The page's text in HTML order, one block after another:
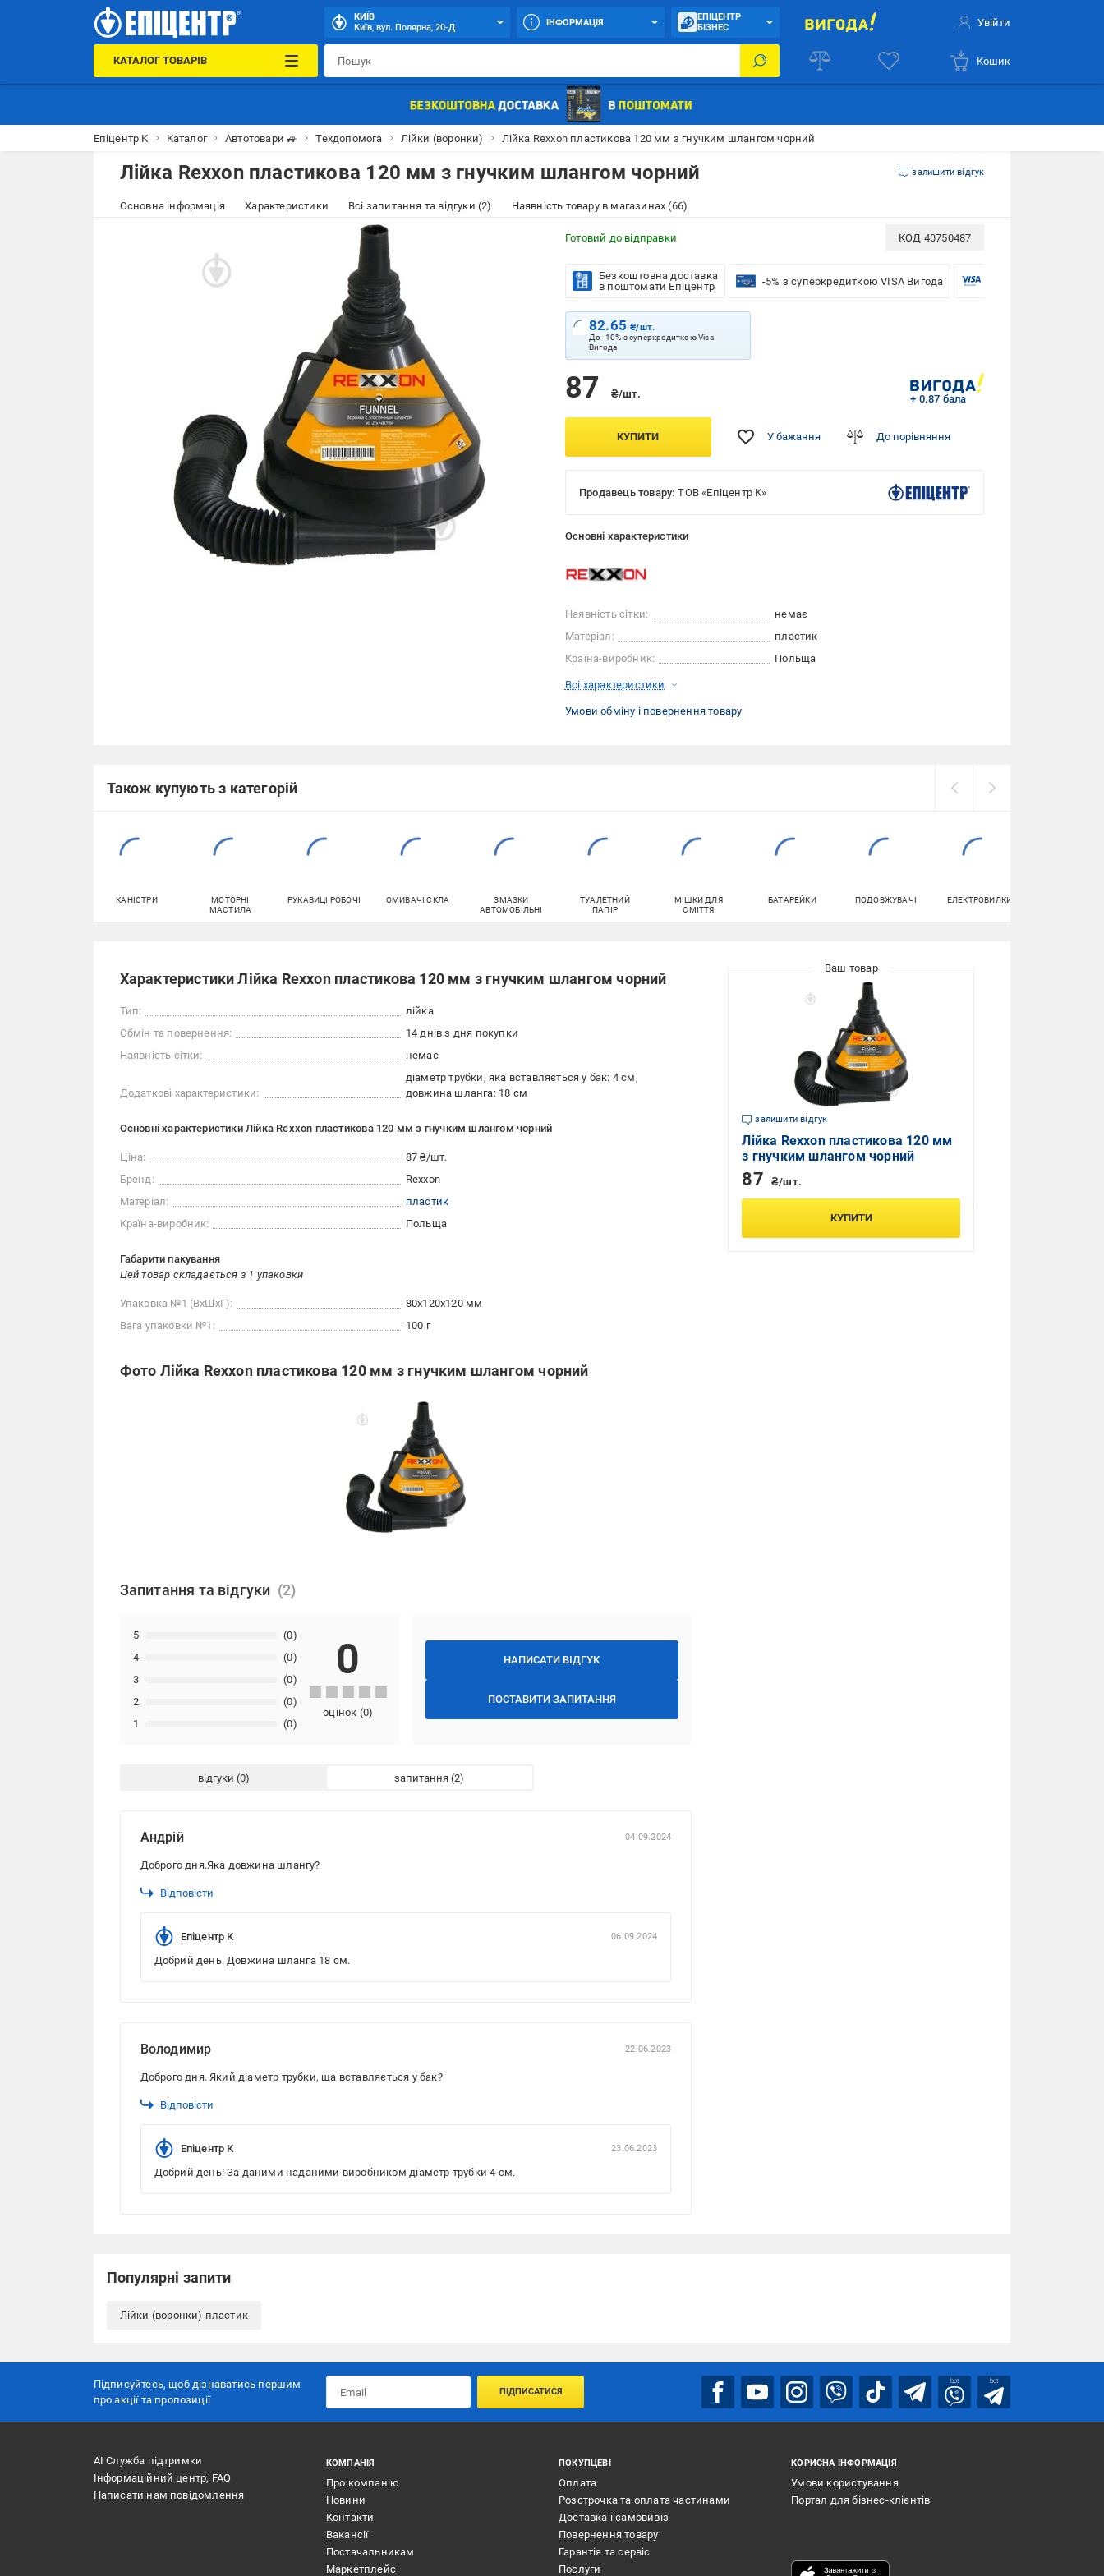
КИЇВ
Київ, вул. Полярна, 20-Д
ІНФОРМАЦІЯ
ЕПІЦЕНТР
БІЗНЕС
Увійти
КАТАЛОГ ТОВАРІВ Кошик
Епіцентр К Каталог Автотовари 🚙 Техдопомога Лійки (воронки) Лійка Rexxon пластикова 120 мм з гнучким шлангом чорний
Лійка Rexxon пластикова 120 мм з гнучким шлангом чорний залишити відгук
Основна інформація Характеристики Всі запитання та відгуки (2) Наявність товару в магазинах (66)
Готовий до відправки КОД 40750487
Безкоштовна доставка
в поштомати Епіцентр
-5% з суперкредиткою VISA Вигода
82.65₴/шт.
До -10% з суперкредиткою Visa
Вигода
87 ₴/шт. + 0.87 бала
КУПИТИ У бажання До порівняння
Продавець товару: ТОВ «Епіцентр К»
Основні характеристики
Наявність сітки:
немає
Матеріал:
пластик
Країна-виробник:
Польща
Всі характеристики
Умови обміну і повернення товару
Також купують з категорій
КАНІСТРИ
МОТОРНІ
МАСТИЛА
РУКАВИЦІ РОБОЧІ ОМИВАЧІ СКЛА
ЗМАЗКИ
АВТОМОБІЛЬНІ
ТУАЛЕТНИЙ
ПАПІР
МІШКИ ДЛЯ
СМІТТЯ
БАТАРЕЙКИ ПОДОВЖУВАЧІ ЕЛЕКТРОВИЛКИ
Характеристики Лійка Rexxon пластикова 120 мм з гнучким шлангом чорний
Тип:
лійка
Обмін та повернення:
14 днів з дня покупки
Наявність сітки:
немає
Додаткові характеристики:
діаметр трубки, яка вставляється у бак: 4 см
довжина шланга: 18 см
Основні характеристики Лійка Rexxon пластикова 120 мм з гнучким шлангом чорний
Ціна:
87 ₴/шт.
Бренд:
Rexxon
Матеріал:
пластик
Країна-виробник:
Польща
Габарити пакування
Цей товар складається з 1 упаковки
Упаковка №1 (ВхШхГ):
80x120x120 мм
Вага упаковки №1:
100 г
Фото Лійка Rexxon пластикова 120 мм з гнучким шлангом чорний
Запитання та відгуки
НАПИСАТИ ВІДГУК
ПОСТАВИТИ ЗАПИТАННЯ
1 (0)
2 (0)
3 (0)
4 (0)
5 (0)
0
оцінок (0)
відгуки запитання
Андрій 04.09.2024
Доброго дня.Яка довжина шлангу?
Відповісти
Епіцентр К 06.09.2024
Добрий день. Довжина шланга 18 см.
Володимир 22.06.2023
Доброго дня. Який діаметр трубки, ща вставляється у бак?
Відповісти
Епіцентр К 23.06.2023
Добрий день! За даними наданими виробником діаметр трубки 4 см.
залишити відгук
Лійка Rexxon пластикова 120 мм
з гнучким шлангом чорний
87 ₴/шт.
КУПИТИ
Популярні запити
Лійки (воронки) пластик
Підписуйтесь, щоб дізнаватись першим
про акції та пропозиції
ПІДПИСАТИСЯ
bot bot
АІ Служба підтримки
Інформаційний центр, FAQ
Написати нам повідомлення
КОМПАНІЯ
Про компанію
Новини
Контакти
Вакансії
Постачальникам
Маркетплейс
ПОКУПЦЕВІ
Оплата
Розстрочка та оплата частинами
Доставка і самовивіз
Повернення товару
Гарантія та сервіс
Послуги
КОРИСНА ІНФОРМАЦІЯ
Умови користування
Портал для бізнес-клієнтів